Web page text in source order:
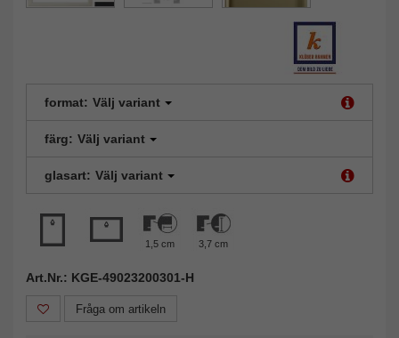
format: Välj variant
färg: Välj variant
glasart: Välj variant
1,5 cm 3,7 cm
Art.Nr.: KGE-49023200301-H
Fråga om artikeln